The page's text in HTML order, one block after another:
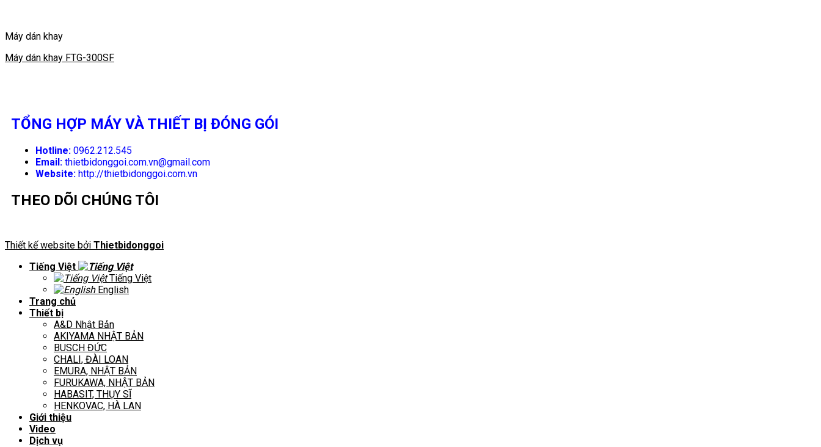
Máy dán khay
Máy dán khay FTG-300SF
TỔNG HỢP MÁY VÀ THIẾT BỊ ĐÓNG GÓI
Hotline: 0962.212.545
Email: thietbidonggoi.com.vn@gmail.com
Website: http://thietbidonggoi.com.vn
THEO DÕI CHÚNG TÔI
Thiết kế website bởi Thietbidonggoi
Tiếng Việt
Tiếng Việt
English
Trang chủ
Thiết bị
A&D Nhật Bản
AKIYAMA NHẬT BẢN
BUSCH ĐỨC
CHALI, ĐÀI LOAN
EMURA, NHẬT BẢN
FURUKAWA, NHẬT BẢN
HABASIT, THỤY SĨ
HENKOVAC, HÀ LAN
Giới thiệu
Video
Dịch vụ